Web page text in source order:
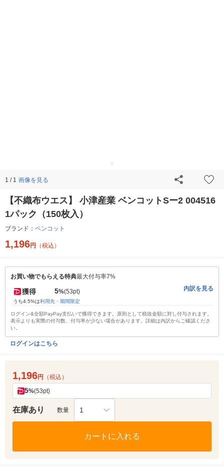
1 / 1 画像を見る
【不織布ウエス】 小津産業 ベンコットSー2 004516
1パック（150枚入）
ブランド： ベンコット
1,196円 （税込）
お買い物でもらえる特典最大付与率7%
獲得 5%(53pt)
うち4.5%は利用先・期間限定
内訳を見る
ログイン&全額PayPay支払いで獲得できます。原則として税抜金額に対し付与されます。
表示よりも実際の付与数、付与率が少ない場合があります。詳細は内訳からご確認くださ
い。
ログインはこちら
1,196円 （税込）
5%(53pt)
在庫あり 数量 1
カートに入れる